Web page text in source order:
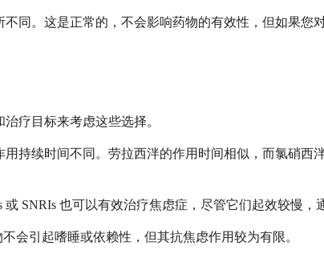
同。这是正常的，不会影响药物的有效性，但如果您
疗目标来考虑这些选择。
持续时间不同。劳拉西泮的作用时间相似，而氯硝西
SNRIs 也可以有效治疗焦虑症，尽管它们起效较慢，
会引起嗜睡或依赖性，但其抗焦虑作用较为有限。